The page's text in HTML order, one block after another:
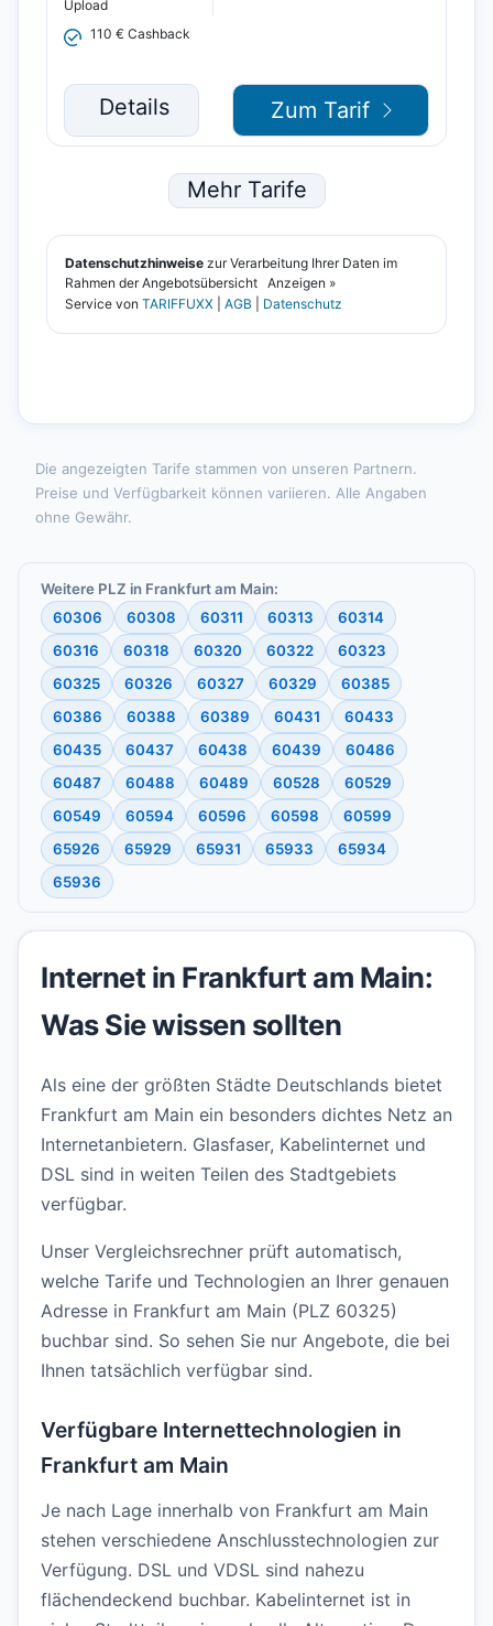
Die angezeigten Tarife stammen von unseren Partnern.
Preise und Verfügbarkeit können variieren. Alle Angaben
ohne Gewähr.
Weitere PLZ in Frankfurt am Main:
60306
60308 60311 60313
60314
60316
60318 60320 60322
60323
60325
60326 60327 60329
60385
60386
60388 60389 60431
60433
60435
60437 60438 60439
60486
60487
60488 60489 60528
60529
60549
60594 60596 60598
60599
65926
65929 65931 65933
65934
65936
Internet in Frankfurt am Main:
Was Sie wissen sollten
Als eine der größten Städte Deutschlands bietet
Frankfurt am Main ein besonders dichtes Netz an
Internetanbietern. Glasfaser, Kabelinternet und
DSL sind in weiten Teilen des Stadtgebiets
verfügbar.
Unser Vergleichsrechner prüft automatisch,
welche Tarife und Technologien an Ihrer genauen
Adresse in Frankfurt am Main (PLZ 60325)
buchbar sind. So sehen Sie nur Angebote, die bei
Ihnen tatsächlich verfügbar sind.
Verfügbare Internettechnologien in
Frankfurt am Main
Je nach Lage innerhalb von Frankfurt am Main
stehen verschiedene Anschlusstechnologien zur
Verfügung. DSL und VDSL sind nahezu
flächendeckend buchbar. Kabelinternet ist in